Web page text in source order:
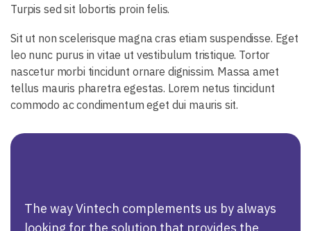
Turpis sed sit lobortis proin felis.
Sit ut non scelerisque magna cras etiam suspendisse. Eget
leo nunc purus in vitae ut vestibulum tristique. Tortor
nascetur morbi tincidunt ornare dignissim. Massa amet
tellus mauris pharetra egestas. Lorem netus tincidunt
commodo ac condimentum eget dui mauris sit.
The way Vintech complements us by always
looking for the solution that provides the